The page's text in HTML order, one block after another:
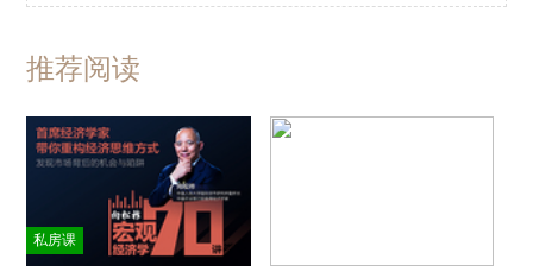
推荐阅读
私房课